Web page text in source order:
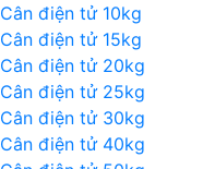
Cân điện tử 10kg
Cân điện tử 15kg
Cân điện tử 20kg
Cân điện tử 25kg
Cân điện tử 30kg
Cân điện tử 40kg